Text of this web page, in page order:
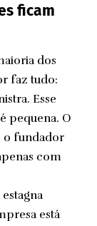
ficam
dos
faz tudo:
Esse
pequena. O
o fundador
com
está